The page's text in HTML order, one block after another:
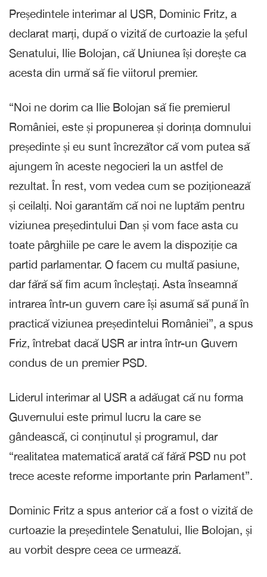
Președintele interimar al USR, Dominic Fritz, a
declarat marți, după o vizită de curtoazie la șeful
Senatului, Ilie Bolojan, că Uniunea își dorește ca
acesta din urmă să fie viitorul premier.
“Noi ne dorim ca Ilie Bolojan să fie premierul
României, este și propunerea și dorința domnului
președinte și eu sunt încrezător că vom putea să
ajungem în aceste negocieri la un astfel de
rezultat. În rest, vom vedea cum se poziționează
și ceilalți. Noi garantăm că noi ne luptăm pentru
viziunea președintului Dan și vom face asta cu
toate pârghiile pe care le avem la dispoziție ca
partid parlamentar. O facem cu multă pasiune,
dar fără să fim acum încleștați. Asta înseamnă
intrarea într-un guvern care își asumă să pună în
practică viziunea președintelui României”, a spus
Friz, întrebat dacă USR ar intra într-un Guvern
condus de un premier PSD.
Liderul interimar al USR a adăugat că nu forma
Guvernului este primul lucru la care se
gândească, ci conținutul și programul, dar
“realitatea matematică arată că fără PSD nu pot
trece aceste reforme importante prin Parlament”.
Dominic Fritz a spus anterior că a fost o vizită de
curtoazie la președintele Senatului, Ilie Bolojan, și
au vorbit despre ceea ce urmează.